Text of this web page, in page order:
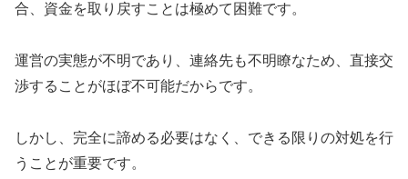
合、資金を取り戻すことは極めて困難です。
運営の実態が不明であり、連絡先も不明瞭なため、直接交
渉することがほぼ不可能だからです。
しかし、完全に諦める必要はなく、できる限りの対処を行
うことが重要です。